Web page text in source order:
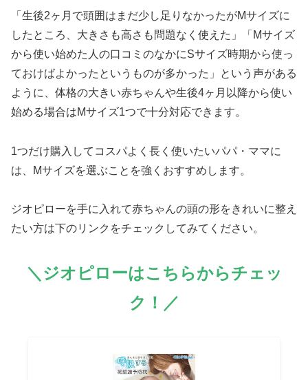
「生後2ヶ月で頭囲はまだ少し足りなかったがMサイズに
したところ、大きさも高さも問題なく使えた」「Mサイズ
から使い始めた人の口コミのなかにSサイズ時期から使っ
ておけばよかったというものが多かった」という声がある
ように、体格の大きい赤ちゃんや生後4ヶ月以降から使い
始める場合はMサイズ1つで十分対応できます。
1つだけ購入してコスパよく長く使いたいパパ・ママに
は、Mサイズを選ぶことを強くおすすめします。
ジオピローを手に入れて赤ちゃんの頭の形をきれいに整え
たい方は下のリンクをチェックしてみてください。
＼ジオピローはこちらからチェッ
ク！／